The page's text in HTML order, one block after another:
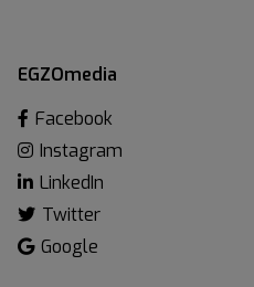
EGZOmedia
Facebook
Instagram
LinkedIn
Twitter
Google